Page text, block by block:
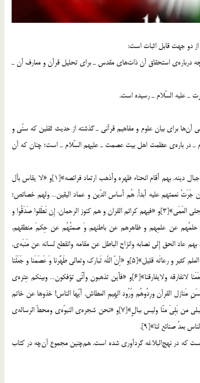
از دو جهت قابل اثبات است:
1. آن حضرت ـ عليه السّلام ـ از اهل‎بيت ـ عليهم السّلام ـ است و هر آنچه درباره‌ي استحقاق آن ذات‎هاي مقدس ـ براي تحليل قرآن و معارف آن ـ
يكي از ادلّه‌ي اولويت تعييني اهل بيت ـ عليهم السّلام ـ واستحقاق حتمي آن‎ها براي بيان علوم و مفاهيم قرآني ـ گذشته از حديث ثقلين كه سنّي و
ـ در باره‌ي عظمت اهل بيت عصمت ـ عليهم السّلام ـ است؛ چنان كه آن
«هُم مَوضِعُ سِرّه ولَجَأ أَمره وعَيبَه‌ي عِلمه وموئل حِكَمِهِ وكُهوفُ كتبه و جبال دينه. بهم أَقام انحناء ظهره وأَذهب ارتعاد فرائصه»[1]و «لا يقاس بآل
نعمتهم عليه أَبداً. هُم أَساس الدّين و عماد اليقين… ولهم خصائص؛
حق‎الولايه‌ي وفيهم الوصيه‌ي والوراثه‌ي»[2]و «بنا يُستَعطي الهُدي ويُستَجلي العَمَي»[3]و «فيهم كرائم القران و هم كنوز الرحمان. إِن نَطَقوا صَدَقُوا و
يخبركم حلمُهم عن علمِهم و ظاهرهم عن باطنهم وَ صمتُهُم عن حِكمَ منطقهم.
عاد الحق إِلي نصابه وانزاح الباطل عن مقامه وانقطع لسانه عن مَنبَه‌ي.
عَقَلوا الدين عَقلَ وِعايَه‌ي و رِعايه‌ي لاعقل سَماعٍ و رِوايه‌ي؛ فإِنّ رواه‌ي العلم كثير و رعاتَه قليل»[5]و «أِنّ اللّه تَبارك وتعالي طَهَّرنا وَ عَصَمَنا و جَعَلَنا
شهداء علي خلقه و حجباً علي عباده و جَعَلَنا مع القران وَ جعل القرآن مَعَنا لانفارقه ولايفارقنا»[6]و «فأَين تذهبون وأَنّي تؤفكون… وبينكم عِتره‌ي
مَنازل القرآن ورِدُوهُم وُرُود الهِيمِ العطاش. أَيّها الناس! خذوها عن خاتم
النبيين ـ صلي اللّه عليه و آله ـ : أَنّه يموت مَن مات منّا وليس بميّت ويَبلي من بَلِيَ منّا وليس ببالٍ»[7]و «نحن شجره‌ي النبوّه‌ي ومحطّ الرساله‌ي
فضائل علمي و عملي اهل ‎بيت ـ عليهم السّلام ـ بيش از آن تعدادي است كه در نهج‎البلاغه گردآوري شده است. هم‎چنين مجموع آن‎چه در كتاب